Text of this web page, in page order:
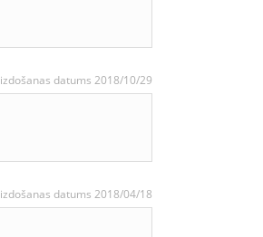
izdošanas datums 2018/10/29
izdošanas datums 2018/04/18